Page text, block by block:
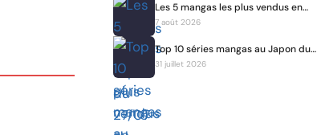
Les 5 mangas les plus vendus en…
7 août 2026
Top 10 séries mangas au Japon du…
31 juillet 2026